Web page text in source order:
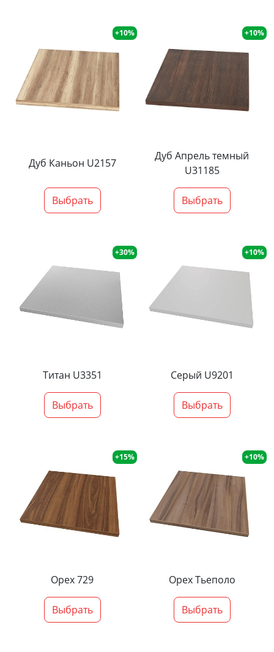
+10%
Дуб Каньон U2157
Выбрать
+10%
Дуб Апрель темный
U31185
Выбрать
+30%
Титан U3351
Выбрать
+10%
Серый U9201
Выбрать
+15%
Орех 729
Выбрать
+10%
Орех Тьеполо
Выбрать